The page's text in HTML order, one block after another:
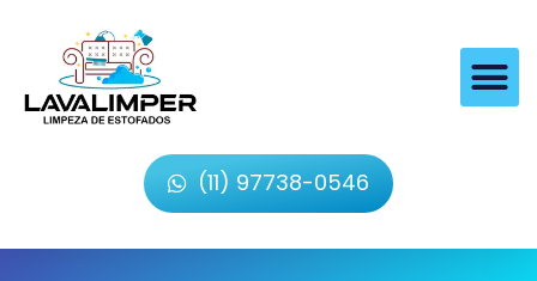
(11) 97738-0546